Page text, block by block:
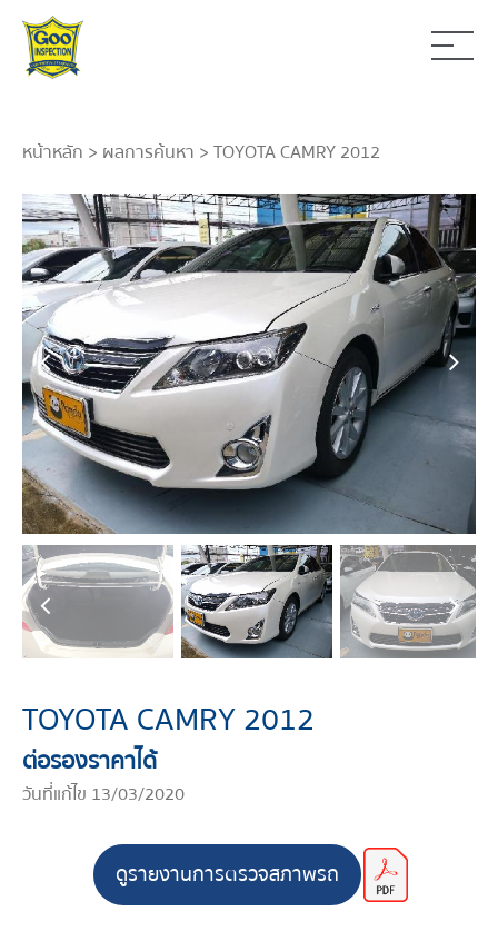
หน้าหลัก > ผลการค้นหา > TOYOTA CAMRY 2012
TOYOTA CAMRY 2012
ต่อรองราคาได้
วันที่แก้ไข 13/03/2020
ดูรายงานการตรวจสภาพรถ